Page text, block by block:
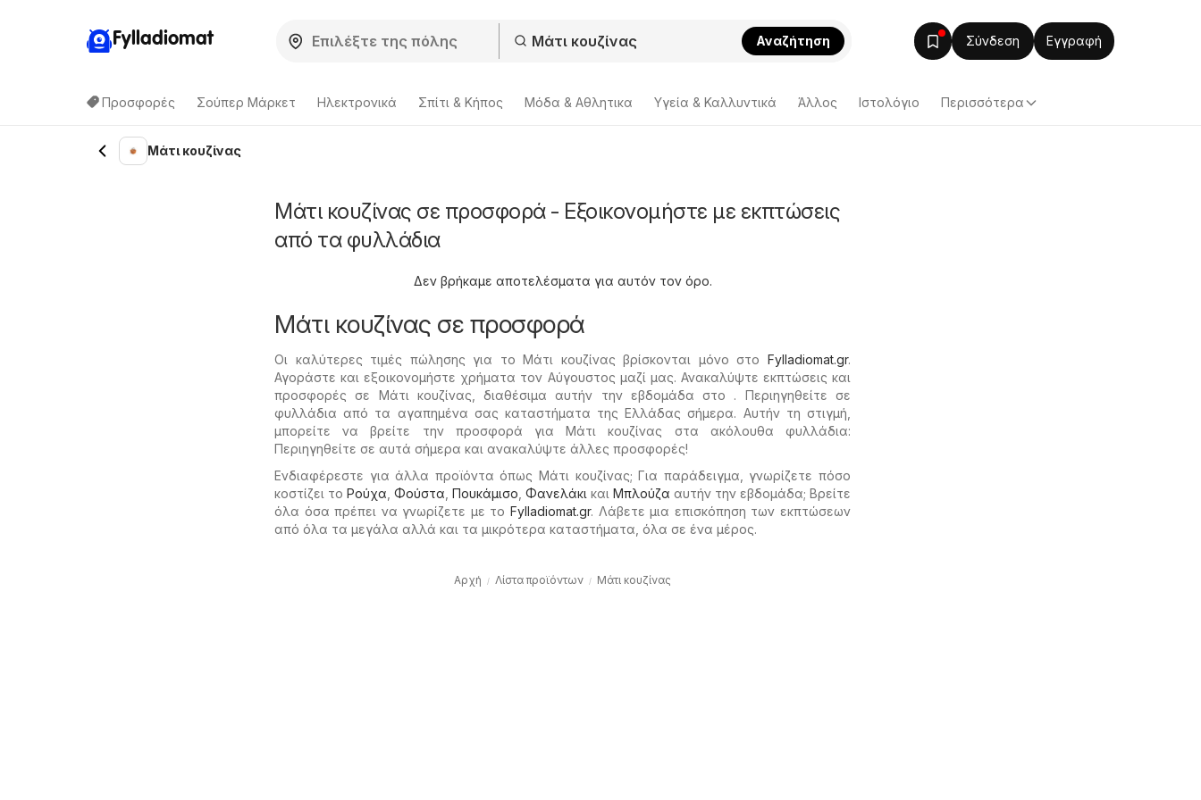
Fylladiomat Αναζήτηση Σύνδεση Εγγραφή
Προσφορές Σούπερ Μάρκετ Hλεκτρονικά Σπίτι & Κήπος Μόδα & Aθλητικα Υγεία & Καλλυντικά Άλλος Ιστολόγιο Περισσότερα
Μάτι κουζίνας
Μάτι κουζίνας σε προσφορά - Εξοικονομήστε με εκπτώσεις
από τα φυλλάδια
Δεν βρήκαμε αποτελέσματα για αυτόν τον όρο.
Μάτι κουζίνας σε προσφορά
Οι καλύτερες τιμές πώλησης για το Μάτι κουζίνας βρίσκονται μόνο στο Fylladiomat.gr.
Αγοράστε και εξοικονομήστε χρήματα τον Αύγουστος μαζί μας. Ανακαλύψτε εκπτώσεις και
προσφορές σε Μάτι κουζίνας, διαθέσιμα αυτήν την εβδομάδα στο . Περιηγηθείτε σε
φυλλάδια από τα αγαπημένα σας καταστήματα της Ελλάδας σήμερα. Αυτήν τη στιγμή,
μπορείτε να βρείτε την προσφορά για Μάτι κουζίνας στα ακόλουθα φυλλάδια:
Περιηγηθείτε σε αυτά σήμερα και ανακαλύψτε άλλες προσφορές!
Ενδιαφέρεστε για άλλα προϊόντα όπως Μάτι κουζίνας; Για παράδειγμα, γνωρίζετε πόσο
κοστίζει το Ρούχα Φούστα Πουκάμισο Φανελάκι και Μπλούζα αυτήν την εβδομάδα; Βρείτε
όλα όσα πρέπει να γνωρίζετε με τοFylladiomat.gr. Λάβετε μια επισκόπηση των εκπτώσεων
από όλα τα μεγάλα αλλά και τα μικρότερα καταστήματα, όλα σε ένα μέρος.
Αρχή Λίστα προϊόντων Μάτι κουζίνας